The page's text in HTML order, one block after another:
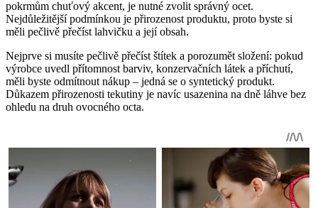
pokrmům chuťový akcent, je nutné zvolit správný ocet.
Nejdůležitější podmínkou je přirozenost produktu, proto byste si
měli pečlivě přečíst lahvičku a její obsah.
Nejprve si musíte pečlivě přečíst štítek a porozumět složení: pokud
výrobce uvedl přítomnost barviv, konzervačních látek a příchutí,
měli byste odmítnout nákup – jedná se o syntetický produkt.
Důkazem přirozenosti tekutiny je navíc usazenina na dně láhve bez
ohledu na druh ovocného octa.